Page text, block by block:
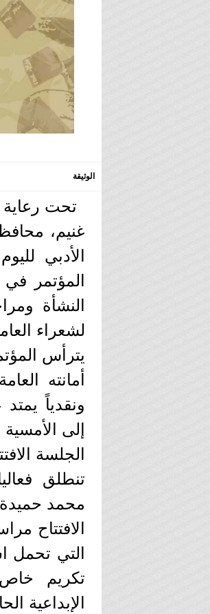
الوثيقة
تحت رعاية
غنيم،
الأدبي
المؤتمر
النشأة
لشعراء
يترأس
أمانته
ونقدياً
إلى الأمسية
الجلسة
تنطلق
محمد
الافتتاح
التي تحمل
تكريم
الإبداعية